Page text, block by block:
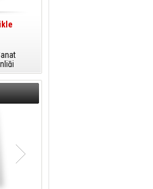
birbirinden renkli etkinliklerle devam